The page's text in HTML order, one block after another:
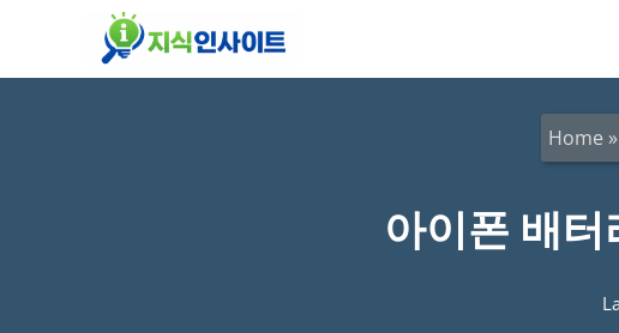
Home »
아이폰 배